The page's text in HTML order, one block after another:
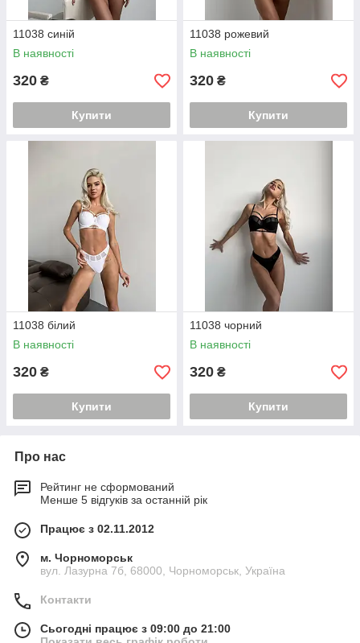
11038 синій
В наявності
320 ₴
Купити
11038 рожевий
В наявності
320 ₴
Купити
11038 білий
В наявності
320 ₴
Купити
11038 чорний
В наявності
320 ₴
Купити
Про нас
Рейтинг не сформований
Менше 5 відгуків за останній рік
Працює з 02.11.2012
м. Чорноморськ
вул. Лазурна 7б, 68000, Чорноморськ, Україна
Контакти
Сьогодні працює з 09:00 до 21:00